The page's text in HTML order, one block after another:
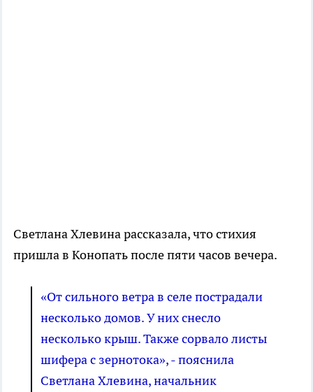
Светлана Хлевина рассказала, что стихия
пришла в Конопать после пяти часов вечера.
«От сильного ветра в селе пострадали
несколько домов. У них снесло
несколько крыш. Также сорвало листы
шифера с зернотока», - пояснила
Светлана Хлевина, начальник